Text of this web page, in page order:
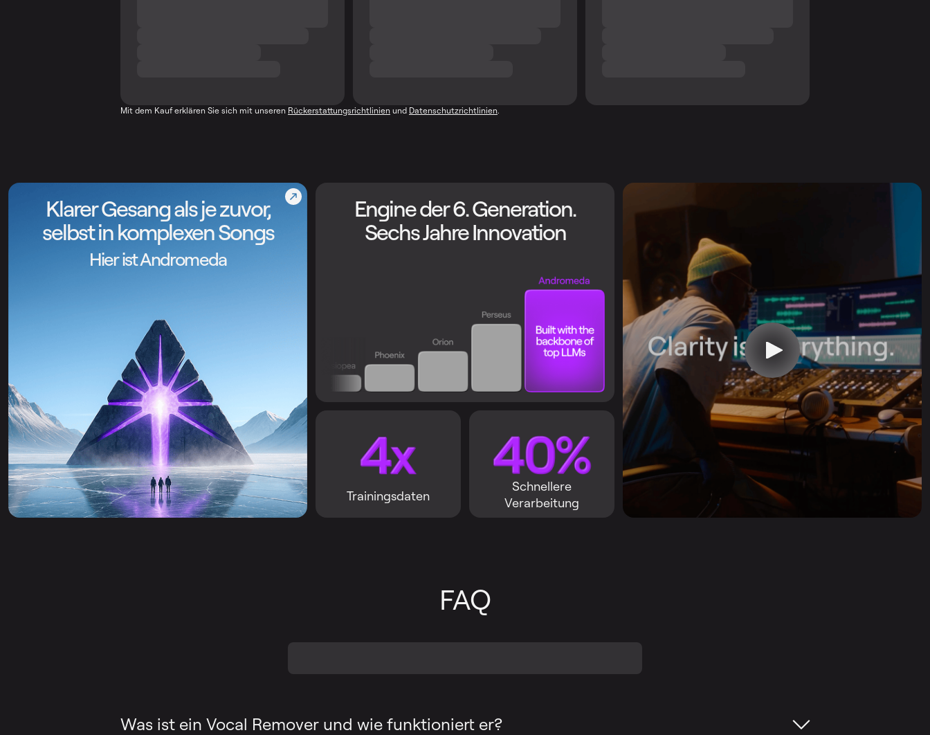
Mit dem Kauf erklären Sie sich mit unseren Rückerstattungsrichtlinien und Datenschutzrichtlinien.
Klarer Gesang als je zuvor,
selbst in komplexen Songs
Hier ist Andromeda
Engine der 6. Generation.
Sechs Jahre Innovation
Trainingsdaten
Schnellere
Verarbeitung
FAQ
Was ist ein Vocal Remover und wie funktioniert er?